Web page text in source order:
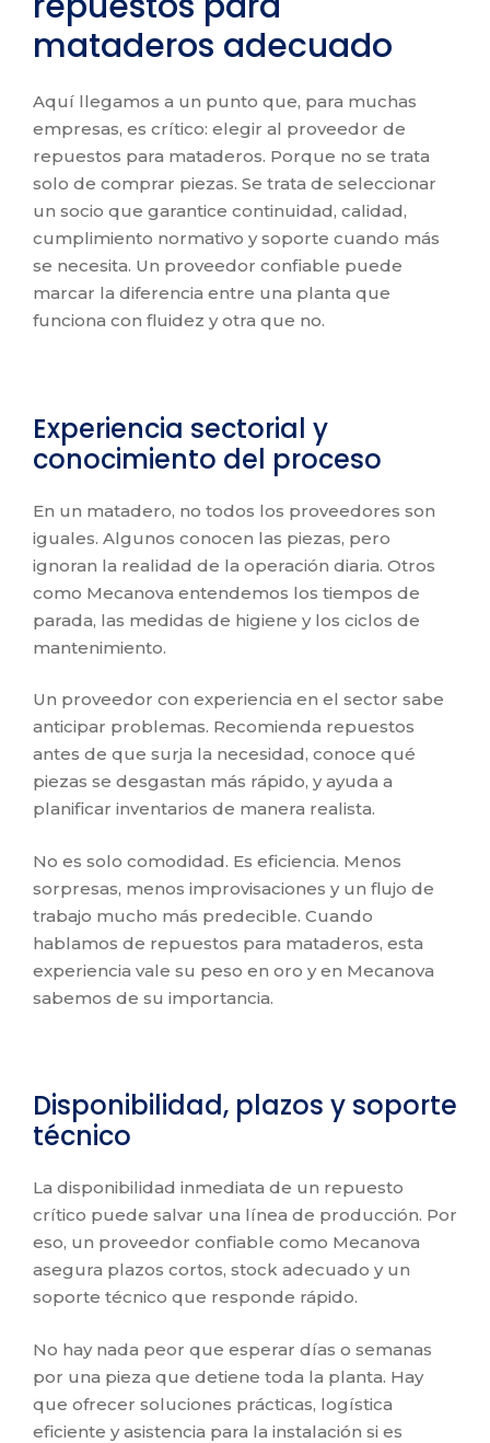
mataderos adecuado
Aquí llegamos a un punto que, para muchas
empresas, es crítico: elegir al proveedor de
repuestos para mataderos. Porque no se trata
solo de comprar piezas. Se trata de seleccionar
un socio que garantice continuidad, calidad,
cumplimiento normativo y soporte cuando más
se necesita. Un proveedor confiable puede
marcar la diferencia entre una planta que
funciona con fluidez y otra que no.
Experiencia sectorial y
conocimiento del proceso
En un matadero, no todos los proveedores son
iguales. Algunos conocen las piezas, pero
ignoran la realidad de la operación diaria. Otros
como Mecanova entendemos los tiempos de
parada, las medidas de higiene y los ciclos de
mantenimiento.
Un proveedor con experiencia en el sector sabe
anticipar problemas. Recomienda repuestos
antes de que surja la necesidad, conoce qué
piezas se desgastan más rápido, y ayuda a
planificar inventarios de manera realista.
No es solo comodidad. Es eficiencia. Menos
sorpresas, menos improvisaciones y un flujo de
trabajo mucho más predecible. Cuando
hablamos de repuestos para mataderos, esta
experiencia vale su peso en oro y en Mecanova
sabemos de su importancia.
Disponibilidad, plazos y soporte
técnico
La disponibilidad inmediata de un repuesto
crítico puede salvar una línea de producción. Por
eso, un proveedor confiable como Mecanova
asegura plazos cortos, stock adecuado y un
soporte técnico que responde rápido.
No hay nada peor que esperar días o semanas
por una pieza que detiene toda la planta. Hay
que ofrecer soluciones prácticas, logística
eficiente y asistencia para la instalación si es